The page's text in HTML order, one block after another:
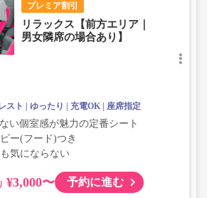
プレミア割引
リラックス【前方エリア｜
男女隣席の場合あり】
スト ゆったり 充電OK 座席指定
い個室感が魅力の定番シート
ー(フード)つき
気にならない
¥3,000〜 予約に進む